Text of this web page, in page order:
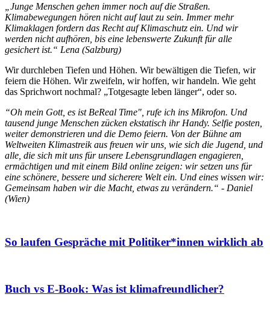
„Junge Menschen gehen immer noch auf die Straßen.
Klimabewegungen hören nicht auf laut zu sein. Immer mehr
Klimaklagen fordern das Recht auf Klimaschutz ein. Und wir
werden nicht aufhören, bis eine lebenswerte Zukunft für alle
gesichert ist.“ Lena (Salzburg)
Wir durchleben Tiefen und Höhen. Wir bewältigen die Tiefen, wir
feiern die Höhen. Wir zweifeln, wir hoffen, wir handeln. Wie geht
das Sprichwort nochmal? „Totgesagte leben länger“, oder so.
“Oh mein Gott, es ist BeReal Time", rufe ich ins Mikrofon. Und
tausend junge Menschen zücken ekstatisch ihr Handy. Selfie posten,
weiter demonstrieren und die Demo feiern. Von der Bühne am
Weltweiten Klimastreik aus freuen wir uns, wie sich die Jugend, und
alle, die sich mit uns für unsere Lebensgrundlagen engagieren,
ermächtigen und mit einem Bild online zeigen: wir setzen uns für
eine schönere, bessere und sicherere Welt ein. Und eines wissen wir:
Gemeinsam haben wir die Macht, etwas zu verändern.“ - Daniel
(Wien)
So laufen Gespräche mit Politiker*innen wirklich ab
Buch vs E-Book: Was ist klimafreundlicher?